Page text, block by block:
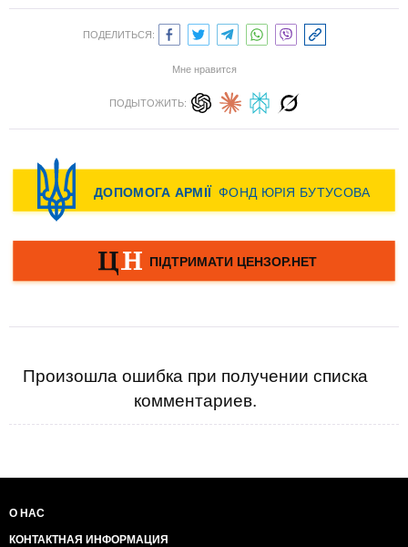
ПОДЕЛИТЬСЯ:
Мне нравится
ПОДЫТОЖИТЬ:
Произошла ошибка при получении списка
комментариев.
О НАС
КОНТАКТНАЯ ИНФОРМАЦИЯ